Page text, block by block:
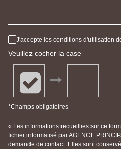
J'accepte les conditions d'utilisation
Veuillez cocher la case
*Champs obligatoires
« Les informations recueillies sur ce
fichier informatisé par AGENCE
demande de contact. Elles sont